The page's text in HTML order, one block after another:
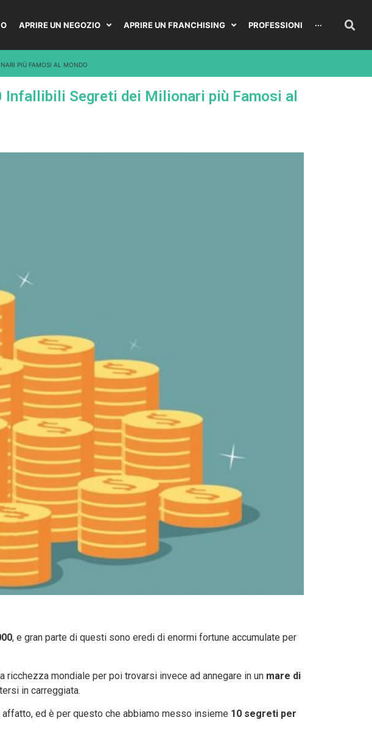
APRIRE UN NEGOZIO APRIRE UN FRANCHISING PROFESSIONI ···
PIÙ FAMOSI AL MONDO
Infallibili Segreti dei Milionari più Famosi al
, e gran parte di questi sono eredi di enormi fortune accumulate per
mondiale per poi trovarsi invece ad annegare in un mare di
in carreggiata.
ed è per questo che abbiamo messo insieme 10 segreti per